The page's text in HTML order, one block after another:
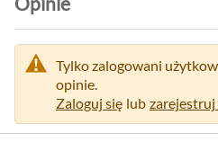
Tylko zalogowani
opinie.
Zaloguj się lub zarejestruj